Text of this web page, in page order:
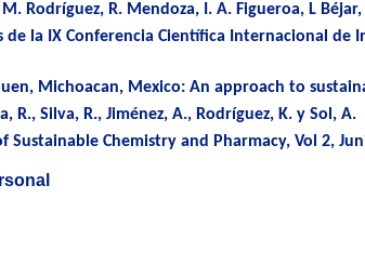
M. Rodríguez, R. Mendoza, I. A. Figueroa, L
de la IX Conferencia Científica Internacional de
Michoacan, Mexico: An approach to
R., Silva, R., Jiménez, A., Rodríguez, K. y Sol, A.
Sustainable Chemistry and Pharmacy, Vol 2,